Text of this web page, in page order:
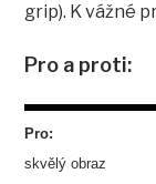
grip). K vážné
Pro a proti:
Pro:
skvělý obraz